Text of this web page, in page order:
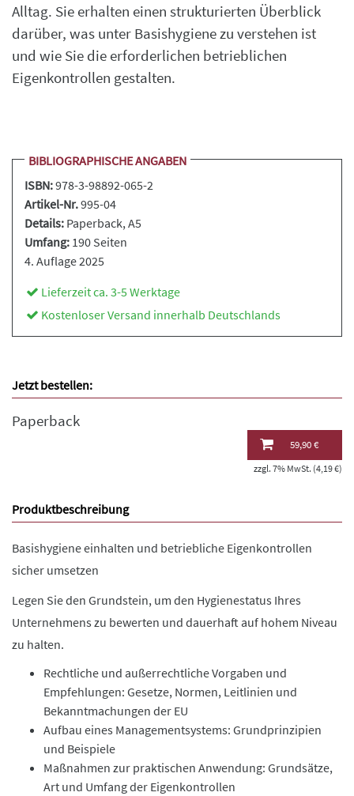
Alltag. Sie erhalten einen strukturierten Überblick
darüber, was unter Basishygiene zu verstehen ist
und wie Sie die erforderlichen betrieblichen
Eigenkontrollen gestalten.
BIBLIOGRAPHISCHE ANGABEN
ISBN:978-3-98892-065-2
Artikel-Nr.995-04
Details: Paperback, A5
Umfang: 190 Seiten
4. Auflage 2025
Lieferzeit ca. 3-5 Werktage
Kostenloser Versand innerhalb Deutschlands
Jetzt bestellen:
Paperback
59,90 €
zzgl. 7% MwSt. (4,19 €)
Produktbeschreibung
Basishygiene einhalten und betriebliche Eigenkontrollen
sicher umsetzen
Legen Sie den Grundstein, um den Hygienestatus Ihres
Unternehmens zu bewerten und dauerhaft auf hohem Niveau
zu halten.
Rechtliche und außerrechtliche Vorgaben und
Empfehlungen: Gesetze, Normen, Leitlinien und
Bekanntmachungen der EU
Aufbau eines Managementsystems: Grundprinzipien
und Beispiele
Maßnahmen zur praktischen Anwendung: Grundsätze,
Art und Umfang der Eigenkontrollen